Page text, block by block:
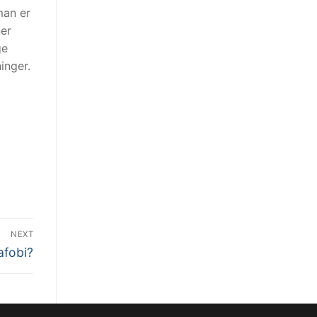
er
NEXT